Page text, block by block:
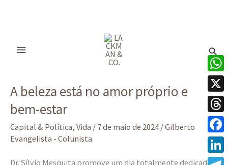
A beleza está no amor próprio e
bem-estar
Capital & Política, Vida / 7 de maio de 2024 /Gilberto
Evangelista - Colunista
Dr. Sílvio Mesquita promove um dia totalmente dedicado
beleza
está
no
amor
X